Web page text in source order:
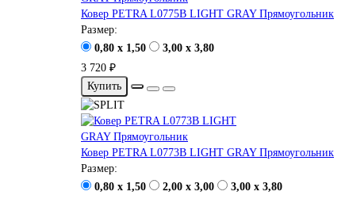
Ковер PETRA L0775B LIGHT GRAY Прямоугольник
Размер:
0,80 x 1,50
3,00 x 3,80
3 720 ₽
Купить
Ковер PETRA L0773B LIGHT GRAY Прямоугольник
Размер:
0,80 x 1,50
2,00 x 3,00
3,00 x 3,80